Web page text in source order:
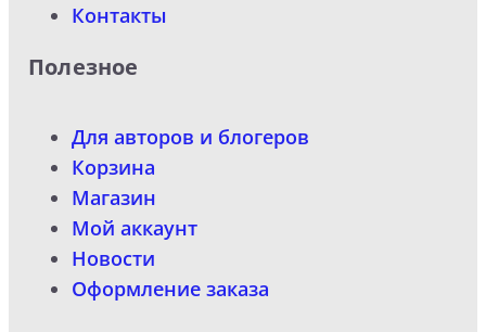
Контакты
Полезное
Для авторов и блогеров
Корзина
Магазин
Мой аккаунт
Новости
Оформление заказа